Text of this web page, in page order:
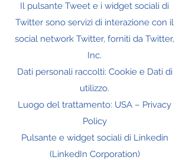
Il pulsante Tweet e i widget sociali di
Twitter sono servizi di interazione con il
social network Twitter, forniti da Twitter,
Inc.
Dati personali raccolti: Cookie e Dati di
utilizzo.
Luogo del trattamento: USA – Privacy
Policy
Pulsante e widget sociali di Linkedin
(LinkedIn Corporation)